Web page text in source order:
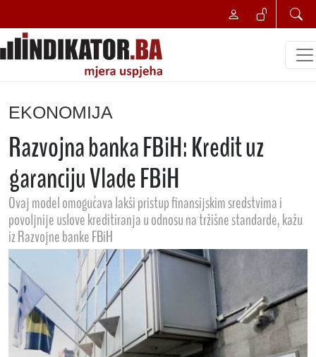
EKONOMIJA
Razvojna banka FBiH: Kredit uz
garanciju Vlade FBiH
Ovaj model omogućava lakši pristup finansijskim sredstvima i
povoljnije uslove kreditiranja u odnosu na tržišne standarde, kažu
iz Razvojne banke FBiH